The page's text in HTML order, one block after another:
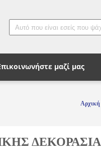
μαζί μας
Αρχική